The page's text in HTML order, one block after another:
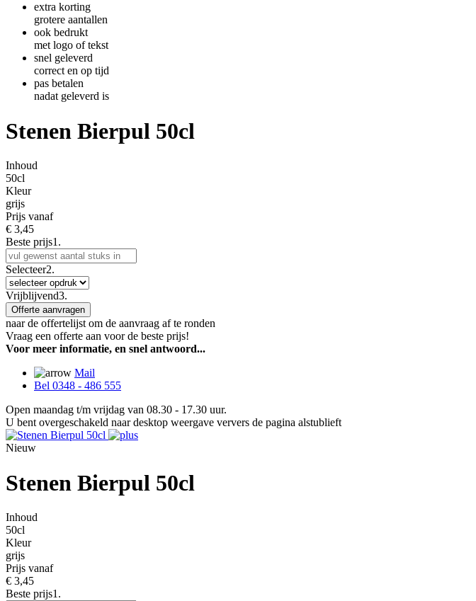
extra korting
grotere aantallen
ook bedrukt
met logo of tekst
snel geleverd
correct en op tijd
pas betalen
nadat geleverd is
Stenen Bierpul 50cl
Inhoud
50cl
Kleur
grijs
Prijs vanaf
€ 3,45
Beste prijs1.
Selecteer2.
Vrijblijvend3.
Offerte aanvragen
naar de offertelijst om de aanvraag af te ronden
Vraag een offerte aan voor de beste prijs!
Voor meer informatie, en snel antwoord...
Mail
Bel 0348 - 486 555
Open maandag t/m vrijdag van 08.30 - 17.30 uur.
U bent overgeschakeld naar desktop weergave ververs de pagina alstublieft
Nieuw
Stenen Bierpul 50cl
Inhoud
50cl
Kleur
grijs
Prijs vanaf
€ 3,45
Beste prijs1.